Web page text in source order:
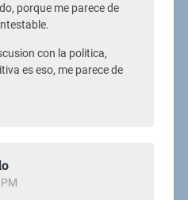
porque me parece de
con la politica,
es eso, me parece de